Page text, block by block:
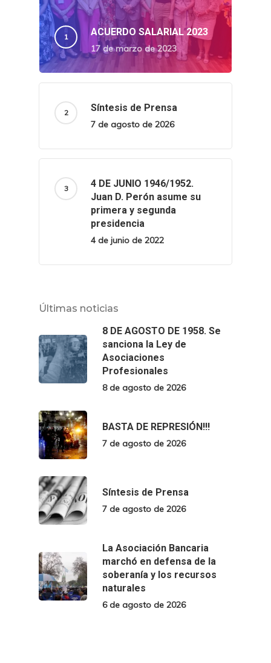
ACUERDO SALARIAL 2023
17 de marzo de 2023
Síntesis de Prensa
7 de agosto de 2026
4 DE JUNIO 1946/1952.
Juan D. Perón asume su
primera y segunda
presidencia
4 de junio de 2022
Últimas noticias
8 DE AGOSTO DE 1958. Se
sanciona la Ley de
Asociaciones
Profesionales
8 de agosto de 2026
BASTA DE REPRESIÓN!!!
7 de agosto de 2026
Síntesis de Prensa
7 de agosto de 2026
La Asociación Bancaria
marchó en defensa de la
soberanía y los recursos
naturales
6 de agosto de 2026